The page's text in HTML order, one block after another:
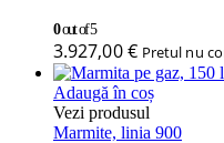
0out of 5
3.927,00€ Pretul nu
Adaugă în coș
Vezi produsul
Marmite, linia 900